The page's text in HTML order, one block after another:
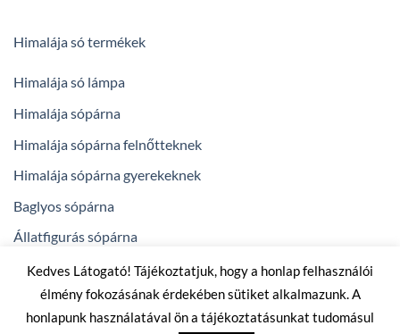
Himalája só termékek
Himalája só lámpa
Himalája sópárna
Himalája sópárna felnőtteknek
Himalája sópárna gyerekeknek
Baglyos sópárna
Állatfigurás sópárna
powered byarenadigital.hu
bogilevendulai.hu - levendulás termékek,
Kedves Látogató! Tájékoztatjuk, hogy a honlap felhasználói
élmény fokozásának érdekében sütiket alkalmazunk. A
honlapunk használatával ön a tájékoztatásunkat tudomásul